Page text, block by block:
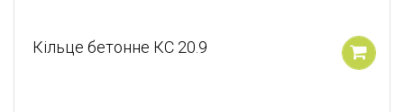
Кільце бетонне КС 20.9